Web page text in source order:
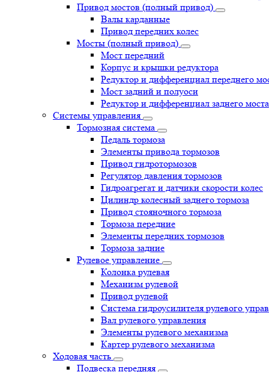
Привод мостов (полный привод)
Валы карданные
Привод передних колес
Мосты (полный привод)
Мост передний
Корпус и крышки редуктора
Редуктор и дифференциал переднего
Мост задний и полуоси
Редуктор и дифференциал заднего моста
Системы управления
Тормозная система
Педаль тормоза
Элементы привода тормозов
Привод гидротормозов
Регулятор давления тормозов
Гидроагрегат и датчики скорости колес
Цилиндр колесный заднего тормоза
Привод стояночного тормоза
Тормоза передние
Элементы передних тормозов
Тормоза задние
Рулевое управление
Колонка рулевая
Механизм рулевой
Привод рулевой
Система гидроусилителя рулевого
Вал рулевого управления
Элементы рулевого механизма
Картер рулевого механизма
Ходовая часть
Подвеска передняя